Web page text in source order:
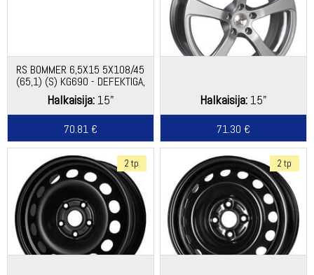
RS BOMMER 6,5X15 5X108/45
(65,1) (S) KG690 - DEFEKTIGA,
MAHA KUKKUNUD
Halkaisija:15"
70.81 €
Halkaisija: 15"
71.30 €
2 tp 2 tp